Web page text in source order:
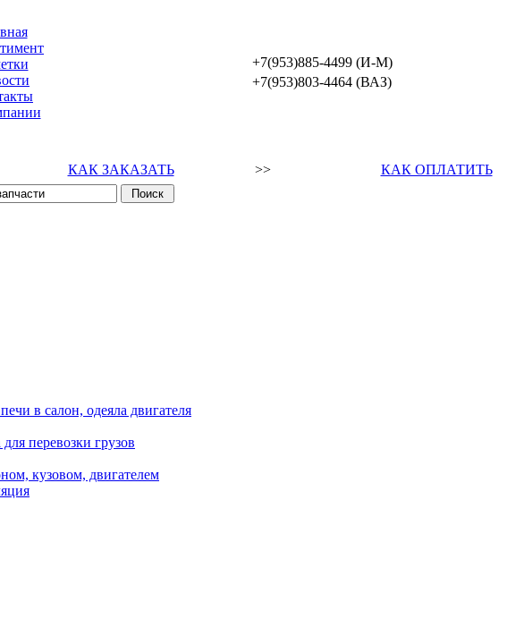
+7(953)885-4499 (И-М)
+7(953)803-4464 (ВАЗ)
КАК ЗАКАЗАТЬ >> КАК ОПЛАТИТЬ
в салон, одеяла двигателя
перевозки грузов
кузовом, двигателем